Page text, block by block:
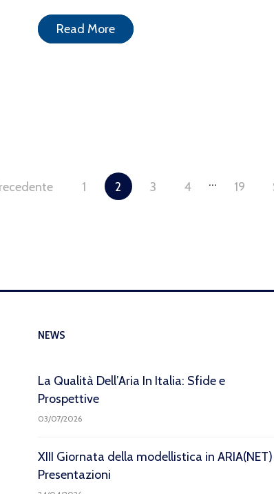
Read More
1 2 3 4 … 19
NEWS
La Qualità Dell’Aria In Italia: Sfide e
Prospettive
03/07/2026
XIII Giornata della modellistica in
Presentazioni